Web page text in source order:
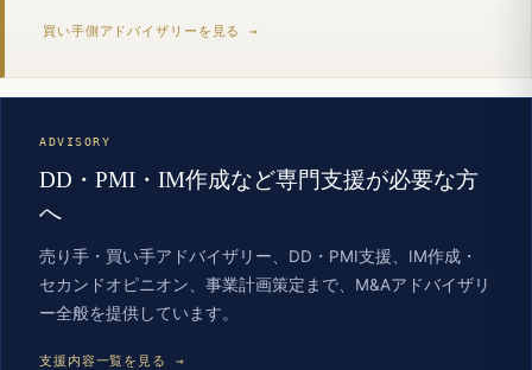
買い手側アドバイザリーを見る →
ADVISORY
DD・PMI・IM作成など専門支援が必要な方
へ
売り手・買い手アドバイザリー、DD・PMI支援、IM作成・
セカンドオピニオン、事業計画策定まで、M&Aアドバイザリ
ー全般を提供しています。
支援内容一覧を見る →